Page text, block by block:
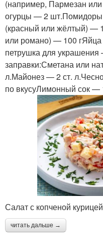
(например, Пармезан
огурцы — 2
(красный или жёлтый) —
или романо) — 100
петрушка для
заправки:Сметана или
л.Майонез — 2 ст.
по вкусуЛимонный сок —
Салат с копченой
читать дальше →